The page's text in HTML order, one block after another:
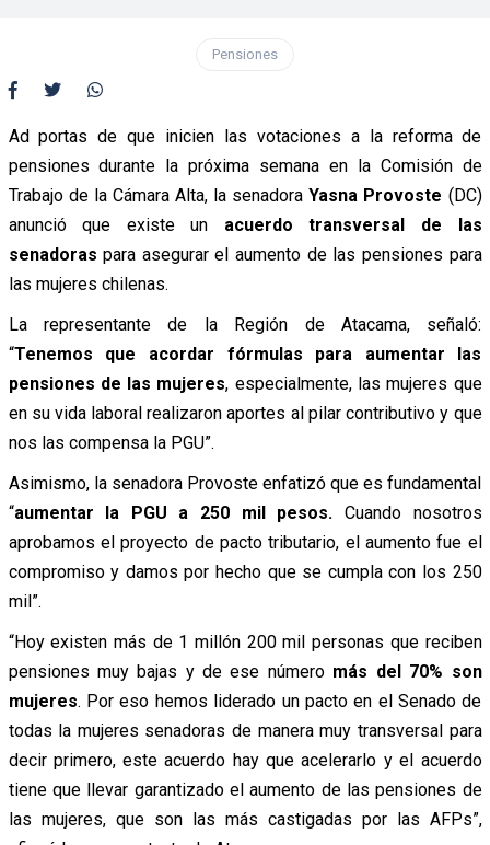
Pensiones
Ad portas de que inicien las votaciones a la reforma de
pensiones durante la próxima semana en la Comisión de
Trabajo de la Cámara Alta, la senadoraYasna Provoste (DC)
anunció que existe un acuerdo transversal de las
senadoras para asegurar el aumento de las pensiones para
las mujeres chilenas.
La representante de la Región de Atacama, señaló:
“Tenemos que acordar fórmulas para aumentar las
pensiones de las mujeres, especialmente, las mujeres que
en su vida laboral realizaron aportes al pilar contributivo y que
nos las compensa la PGU”.
Asimismo, la senadora Provoste enfatizó que es fundamental
“aumentar la PGU a 250 mil pesos. Cuando nosotros
aprobamos el proyecto de pacto tributario, el aumento fue el
compromiso y damos por hecho que se cumpla con los 250
mil”.
“Hoy existen más de 1 millón 200 mil personas que reciben
pensiones muy bajas y de ese númeromás del 70% son
mujeres. Por eso hemos liderado un pacto en el Senado de
todas la mujeres senadoras de manera muy transversal para
decir primero, este acuerdo hay que acelerarlo y el acuerdo
tiene que llevar garantizado el aumento de las pensiones de
las mujeres, que son las más castigadas por las AFPs”,